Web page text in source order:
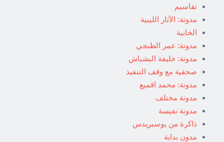
تقاسيم
مدونة: الآثار الليبية
الخابية
مدونة: عمر الطبجي
مدونة: خليفة البشباش
صحفية مع وقف التنفيذ
مدونة: محمد اقميع
مدونة مختلف
مدونة نفيسة
ذاكرة من يوسبريدس
مدون بداية